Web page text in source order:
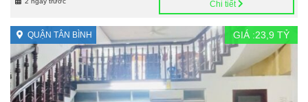
Chi tiết
QUẬN TÂN BÌNH GIÁ :23,9 TỶ